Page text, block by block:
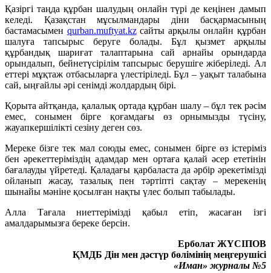
Қазіргі таңда құрбан шалудың онлайн түрі де кеңінен дамып
келеді. Қазақстан мұсылмандары діни басқармасының
бастамасымен qurban.muftyat.kzсайты арқылы онлайн құрбан
шалуға тапсырыс беруге болады. Бұл қызмет арқылы
құрбандық шариғат талаптарына сай арнайы орындарда
орындалып, бейнетүсірілім тапсырыс берушіге жіберіледі. Ал
еттері мұқтаж отбасыларға үлестіріледі. Бұл – уақыт талабына
сай, ыңғайлы әрі сенімді жолдардың бірі.
Қорыта айтқанда, қалалық ортада құрбан шалу – бұл тек рәсім
емес, сонымен бірге қоғамдағы өз орнымызды түсіну,
жауапкершілікті сезіну деген сөз.
Мереке бізге тек мал союды емес, сонымен бірге өз істеріміз
бен әрекеттеріміздің адамдар мен ортаға қалай әсер ететінін
бағалауды үйретеді. Қаладағы қарбаласта да әрбір әрекетімізді
ойланып жасау, тазалық пен тәртіпті сақтау – мерекенің
шынайы мәніне қосылған нақты үлес болып табылады.
Алла Тағала ниеттерімізді қабыл етіп, жасаған ізгі
амалдарымызға береке берсін.
Ерболат ЖҮСІПОВ
ҚМДБ Дін мен дәстүр бөлімінің меңгерушісі
«Иман» журналы №5